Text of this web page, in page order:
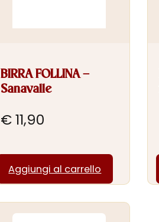
BIRRA FOLLINA –
Sanavalle
€11,90
Aggiungi al carrello